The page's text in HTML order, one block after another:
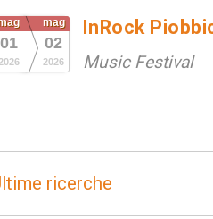
01
2026
mag
02
2026
InRock
Music Festival
ricerche